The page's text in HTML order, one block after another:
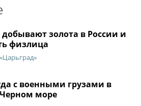
добывают золота в России и
физлица
с военными грузами в
море